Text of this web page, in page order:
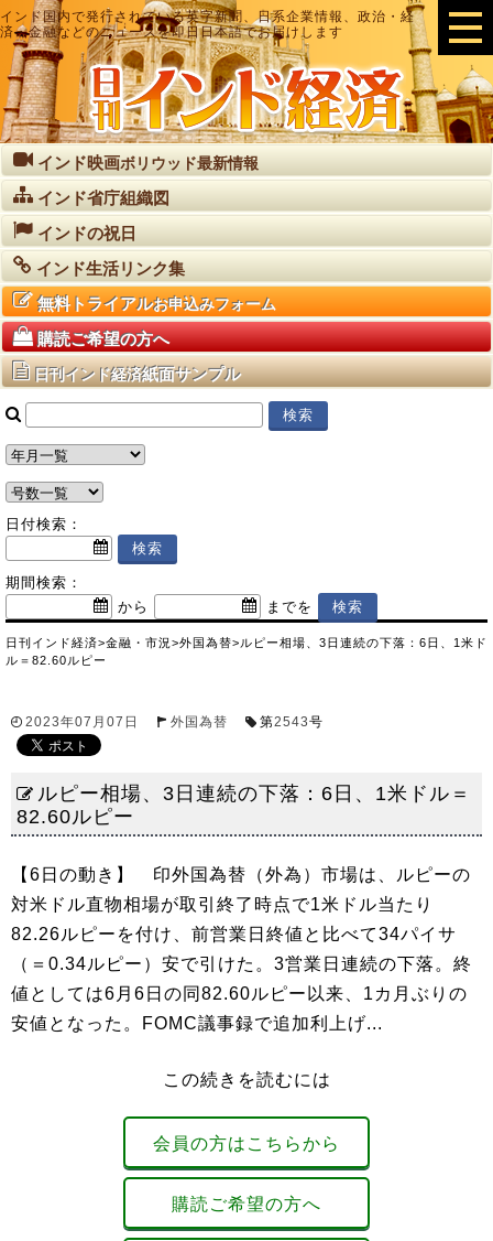
インド国内で発行されている英字新聞、日系企業情報、政治・経
済・金融などのニュースを即日日本語でお届けします
インド映画ボリウッド最新情報
インド省庁組織図
インドの祝日
インド生活リンク集
無料トライアルお申込みフォーム
購読ご希望の方へ
日刊インド経済紙面サンプル
日付検索：
期間検索：
から
までを
日刊インド経済>金融・市況 >外国為替>ルピー相場、3日連続の下落：6日、1米ド
ル＝82.60ルピー
2023年07月07日 外国為替 第2543号
ルピー相場、3日連続の下落：6日、1米ドル＝
82.60ルピー
【6日の動き】 印外国為替（外為）市場は、ルピーの
対米ドル直物相場が取引終了時点で1米ドル当たり
82.26ルピーを付け、前営業日終値と比べて34パイサ
（＝0.34ルピー）安で引けた。3営業日連続の下落。終
値としては6月6日の同82.60ルピー以来、1カ月ぶりの
安値となった。FOMC議事録で追加利上げ...
この続きを読むには
会員の方はこちらから
購読ご希望の方へ